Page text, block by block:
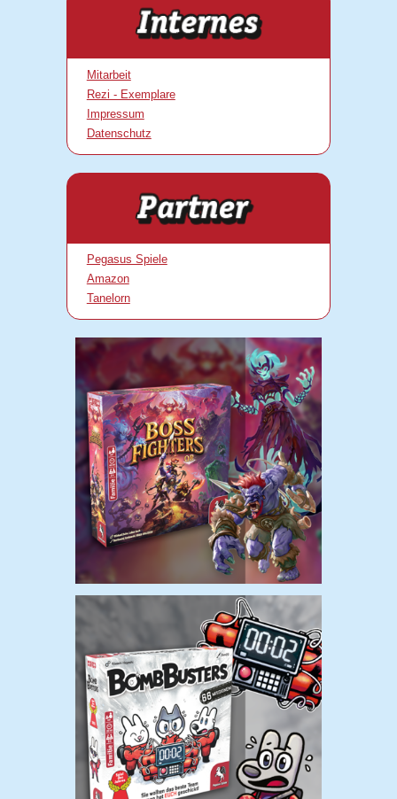
Mitarbeit
Rezi - Exemplare
Impressum
Datenschutz
Pegasus Spiele
Amazon
Tanelorn